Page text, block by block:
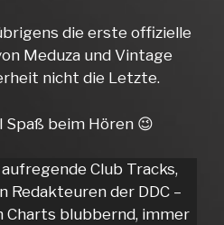
die erste offizielle
Meduza und Vintage
nicht die Letzte.
Spaß beim Hören 😉
Club Tracks,
Redakteuren der DDC –
Charts blubbernd, immer